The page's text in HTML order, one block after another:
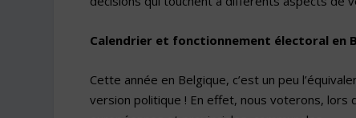
Calendrier et fonctionnement électoral en
Cette année en Belgique, c’est un peu
version politique ! En effet, nous voterons, lors